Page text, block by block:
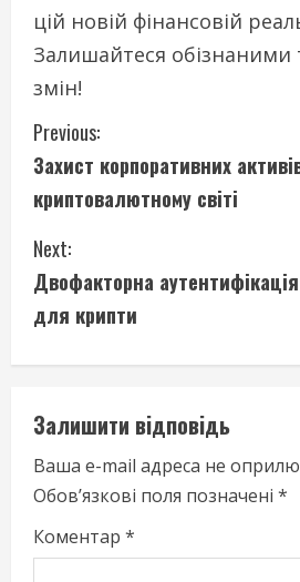
цій новій фінансовій
Залишайтеся обізнаними
змін!
C
o
n
t
i
n
u
e
R
e
Previous:
Захист корпоративних
криптовалютному світі
Next:
Двофакторна
для крипти
Залишити відповідь
Ваша e-mail адреса не
Обов’язкові поля позначені *
Коментар *